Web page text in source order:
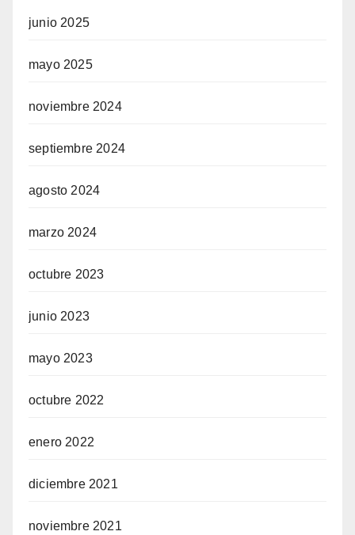
junio 2025
mayo 2025
noviembre 2024
septiembre 2024
agosto 2024
marzo 2024
octubre 2023
junio 2023
mayo 2023
octubre 2022
enero 2022
diciembre 2021
noviembre 2021